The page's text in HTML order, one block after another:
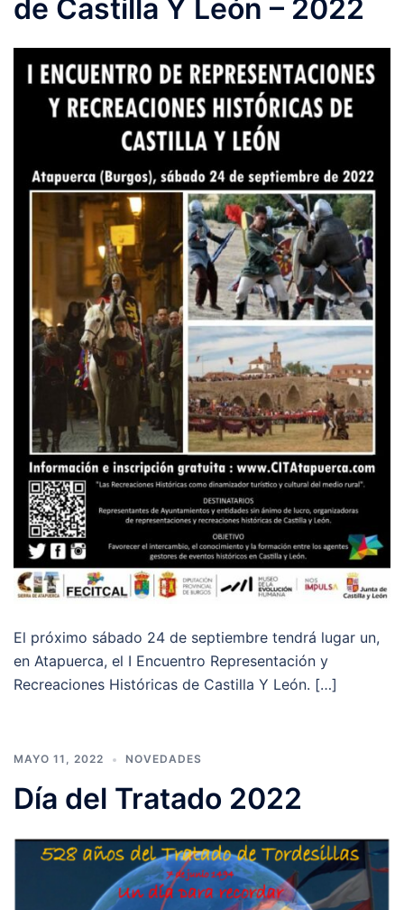
de Castilla Y León – 2022
El próximo sábado 24 de septiembre tendrá lugar un,
en Atapuerca, el I Encuentro Representación y
Recreaciones Históricas de Castilla Y León. […]
MAYO 11, 2022 NOVEDADES
Día del Tratado 2022